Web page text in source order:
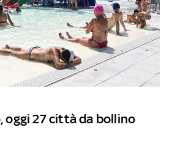
oggi 27 città da bollino